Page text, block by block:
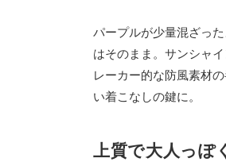
パープルが少量混ざっ
はそのまま。サンシャ
レーカー的な防風素材
い着こなしの鍵に。
上質で大人っぽ